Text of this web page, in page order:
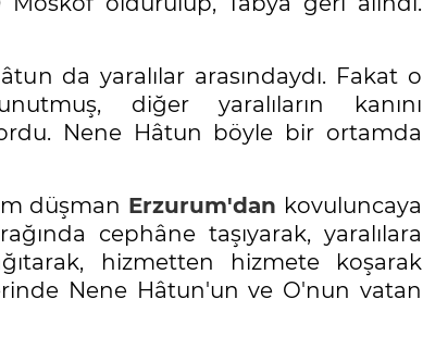
da yaralılar arasındaydı. Fakat o
diğer yaralıların kanını
Nene Hâtun böyle bir ortamda
düşman Erzurum'dan kovuluncaya
cephâne taşıyarak, yaralılara
hizmetten hizmete koşarak
Nene Hâtun'un ve O'nun vatan